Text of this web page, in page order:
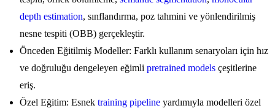
depth estimation, sınflandırma, poz tahmini ve yönlendirilmiş
nesne tespiti (OBB) gerçekleştir.
Önceden Eğitilmiş Modeller: Farklı kullanım senaryoları için hız
ve doğruluğu dengeleyen eğimli pretrained models çeşitlerine
eriş.
Özel Eğitim: Esnek training pipeline yardımıyla modelleri özel